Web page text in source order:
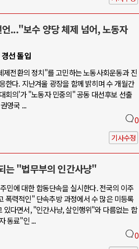
..."보수 양당 체제 넘어, 노동자
선 돌입
전환의 정치"를 고민하는 노동사회운동과 진
한다. 지난겨울 광장을 함께 밝히며 수 개월간
회의'가 "노동자 민중의" 공동 대선후보 선출
영국 ...
0
기사수정
는 "법무부의 인간사냥"
민에 대한 합동단속을 실시한다. 전국의 이주
폭력적인" 단속추방 과정에서 수 많은 미등록
있다면서, "인간사냥, 살인행위"와 다름없는 합
동료"인 ...
0